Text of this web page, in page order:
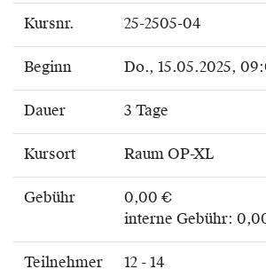
Kursnr. 25-2505-04
Beginn Do., 15.05.2025,
Dauer 3 Tage
Kursort Raum OP-XL
Gebühr
0,00 €
interne Gebühr:
Teilnehmer 12 - 14